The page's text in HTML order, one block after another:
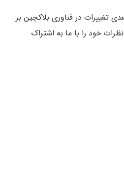
تغییرات در فناوری بلاکچین بر
خود را با ما به اشتراک